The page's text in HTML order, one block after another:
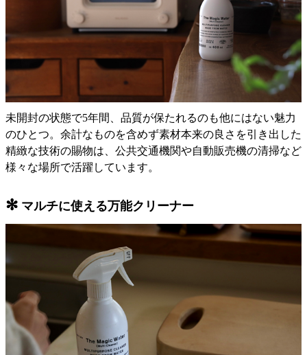
未開封の状態で5年間、品質が保たれるのも他にはない魅力
のひとつ。余計なものを含めず素材本来の良さを引き出した
精緻な技術の賜物は、公共交通機関や自動販売機の清掃など
様々な場所で活躍しています。
✻ マルチに使える万能クリーナー